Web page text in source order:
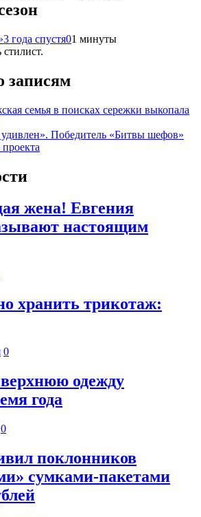
3 года спустя01 минуты
записям
семья в поисках сережки выкопала
Победитель «Битвы шефов»
проекта
жена! Евгения
настоящим
хранить трикотаж:
0
одежду
года
0
поклонников
сумками-пакетами